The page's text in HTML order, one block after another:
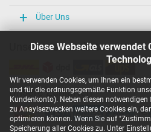
Diese Webseite verwendet
Wir verwenden Cookies, um Ihnen ein
und für die ordnungsgemäße Funktion
Kundenkonto). Neben diesen
zu Anaylsezwecken weitere Cookies ein,
optimieren können. Wenn Sie auf
Speicherung aller Cookies zu. Unter
Über Uns
Unsere Versandarten
Unsere Zahlarten